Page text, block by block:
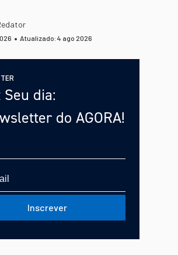
• Atualizado: 4 ago 2026
dia:
do AGORA!
Inscrever